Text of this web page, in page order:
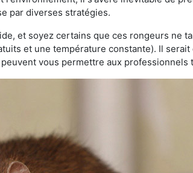
par diverses stratégies.
et soyez certains que ces rongeurs ne
et une température constante). Il
vous permettre aux